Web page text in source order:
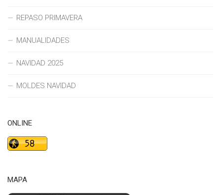
REPASO PRIMAVERA
MANUALIDADES
NAVIDAD 2025
MOLDES NAVIDAD
ONLINE
MAPA